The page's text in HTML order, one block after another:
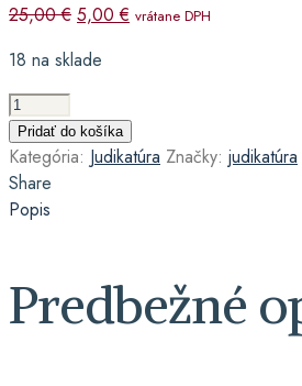
25,00€ Pôvodná
bola:
5,00€ Aktuálna
vrátane DPH
18 na sklade
množstvo
Predbežné
opatrenia
Pridať do košíka
Kategória: Judikatúra Značky: judikatúra
Share
Popis
Predbežné